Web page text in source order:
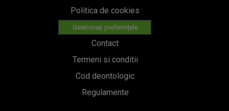
Politica de cookies
Gestionați preferințele
Contact
Termeni si conditii
Cod deontologic
Regulamente